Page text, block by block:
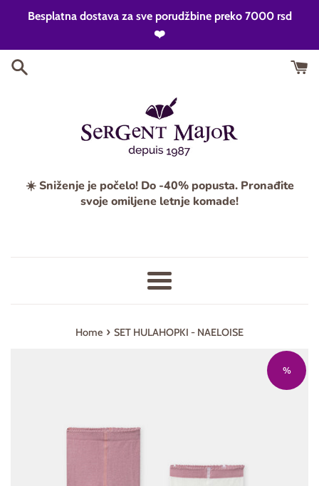
Besplatna dostava za sve porudžbine preko 7000 rsd
❤️
☀️ Sniženje je počelo! Do -40% popusta. Pronađite
svoje omiljene letnje komade!
Meni
Home › SET HULAHOPKI - NAELOISE
%